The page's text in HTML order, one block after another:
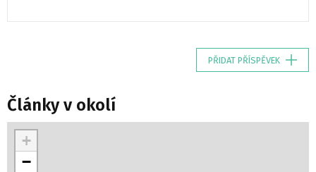
PŘIDAT PŘÍSPĚVEK
Články v okolí
+
−